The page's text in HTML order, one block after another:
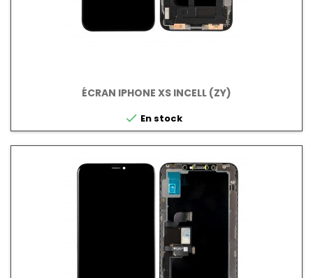
ÉCRAN IPHONE XS INCELL (ZY)
 En stock